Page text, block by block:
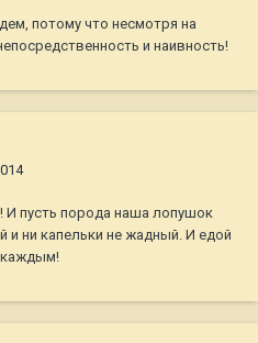
потому что несмотря на
и наивность!
пусть порода наша лопушок
и ни капельки не жадный. И едой
каждым!